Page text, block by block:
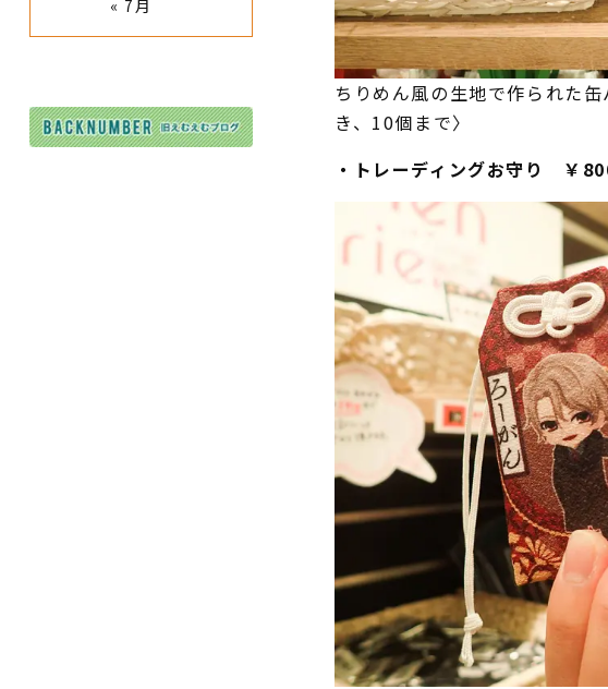
ちりめん風の生地で作られた
き、10個まで〉
・トレーディングお守り ￥
« 7月